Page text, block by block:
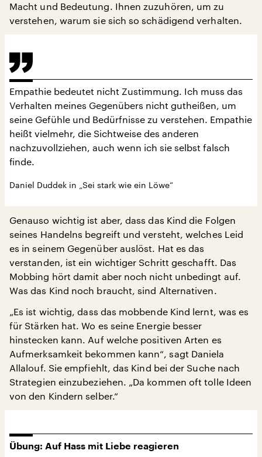
Macht und Bedeutung. Ihnen zuzuhören, um zu
verstehen, warum sie sich so schädigend verhalten.
Empathie bedeutet nicht Zustimmung. Ich muss das
Verhalten meines Gegenübers nicht gutheißen, um
seine Gefühle und Bedürfnisse zu verstehen. Empathie
heißt vielmehr, die Sichtweise des anderen
nachzuvollziehen, auch wenn ich sie selbst falsch
finde.
Daniel Duddek in „Sei stark wie ein Löwe“
Genauso wichtig ist aber, dass das Kind die Folgen
seines Handelns begreift und versteht, welches Leid
es in seinem Gegenüber auslöst. Hat es das
verstanden, ist ein wichtiger Schritt geschafft. Das
Mobbing hört damit aber noch nicht unbedingt auf.
Was das Kind noch braucht, sind Alternativen.
„Es ist wichtig, dass das mobbende Kind lernt, was es
für Stärken hat. Wo es seine Energie besser
hinstecken kann. Auf welche positiven Arten es
Aufmerksamkeit bekommen kann“, sagt Daniela
Allalouf. Sie empfiehlt, das Kind bei der Suche nach
Strategien einzubeziehen. „Da kommen oft tolle Ideen
von den Kindern selber.“
Übung: Auf Hass mit Liebe reagieren